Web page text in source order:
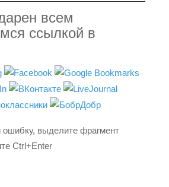
всем
ссылкой в
ошибку, выделите фрагмент
Ctrl+Enter